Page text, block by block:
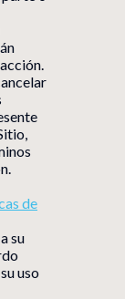
de
su
uso